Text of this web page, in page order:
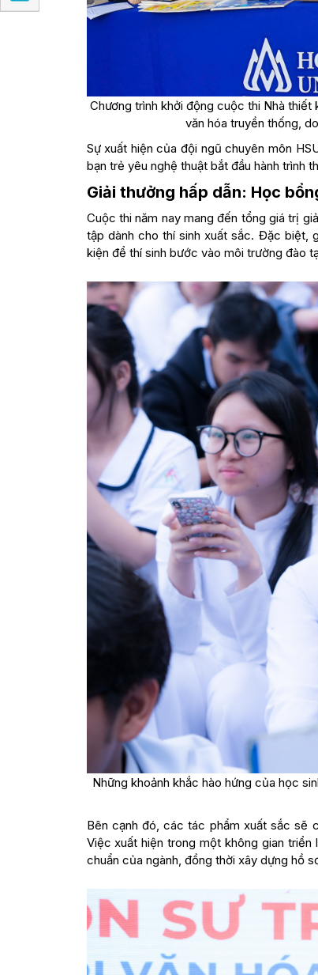
Chương trình khởi động cuộc thi Nhà
văn hóa truyền thống,
Sự xuất hiện của đội ngũ chuyên môn
bạn trẻ yêu nghệ thuật bắt đầu hành trình
Giải thưởng hấp dẫn: Học
Cuộc thi năm nay mang đến tổng giá trị
tập dành cho thí sinh xuất sắc. Đặc biệt,
kiện để thí sinh bước vào môi trường đào
Những khoảnh khắc hào hứng của học
Bên cạnh đó, các tác phẩm xuất sắc sẽ
Việc xuất hiện trong một không gian
chuẩn của ngành, đồng thời xây dựng hồ